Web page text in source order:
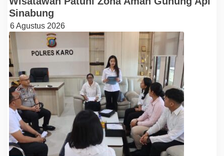
Sinabung
6 Agustus 2026